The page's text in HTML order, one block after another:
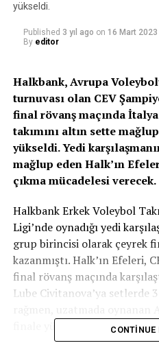
yükseldi.
Published 3 yıl ago on 16 Mart 2023
By editor
Halkbank, Avrupa
turnuvası olan CEV
final rövanş maçında
takımını altın sette
yükseldi. Yedi
mağlup eden Halk’ın
çıkma mücadelesi verecek.
Halkbank Erkek Voleybol
Ligi’nde oynadığı yedi
grup birincisi olarak çeyrek
kazanmıştı. Halk’ın Efeleri,
final rövanş maçında
Lube Civitanova’ya setlerde
CONTINUE